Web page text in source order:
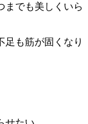
までも美しくいら
足も筋が固くなり